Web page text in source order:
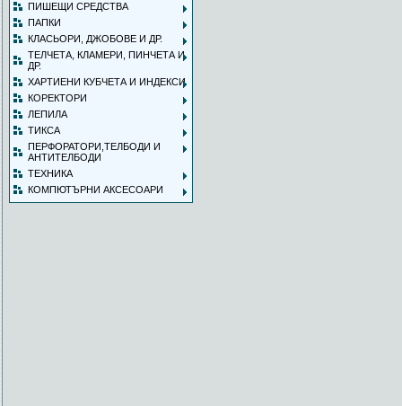
ПИШЕЩИ СРЕДСТВА
ПАПКИ
КЛАСЬОРИ, ДЖОБОВЕ И ДР.
ТЕЛЧЕТА, КЛАМЕРИ, ПИНЧЕТА И
ДР.
ХАРТИЕНИ КУБЧЕТА И ИНДЕКСИ
КОРЕКТОРИ
ЛЕПИЛА
ТИКСА
ПЕРФОРАТОРИ,ТЕЛБОДИ И
АНТИТЕЛБОДИ
ТЕХНИКА
КОМПЮТЪРНИ АКСЕСОАРИ